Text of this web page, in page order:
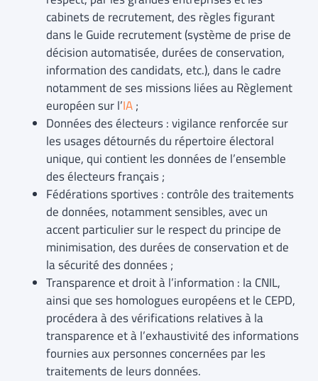
cabinets de recrutement, des règles figurant
dans le Guide recrutement (système de prise de
décision automatisée, durées de conservation,
information des candidats, etc.), dans le cadre
notamment de ses missions liées au Règlement
européen sur l’IA;
Données des électeurs : vigilance renforcée sur
les usages détournés du répertoire électoral
unique, qui contient les données de l’ensemble
des électeurs français ;
Fédérations sportives : contrôle des traitements
de données, notamment sensibles, avec un
accent particulier sur le respect du principe de
minimisation, des durées de conservation et de
la sécurité des données ;
Transparence et droit à l’information : la CNIL,
ainsi que ses homologues européens et le CEPD,
procédera à des vérifications relatives à la
transparence et à l’exhaustivité des informations
fournies aux personnes concernées par les
traitements de leurs données.